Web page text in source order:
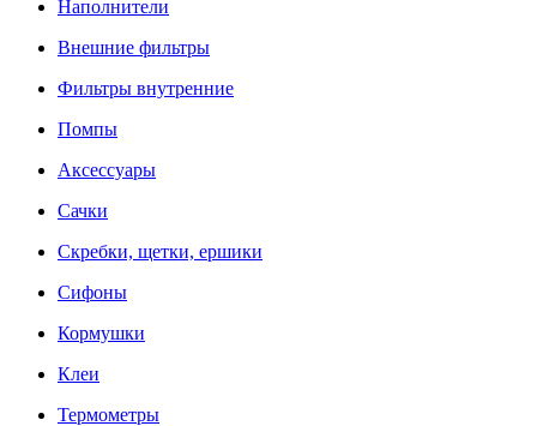
Наполнители
Внешние фильтры
Фильтры внутренние
Помпы
Аксессуары
Сачки
Скребки, щетки, ершики
Сифоны
Кормушки
Клеи
Термометры